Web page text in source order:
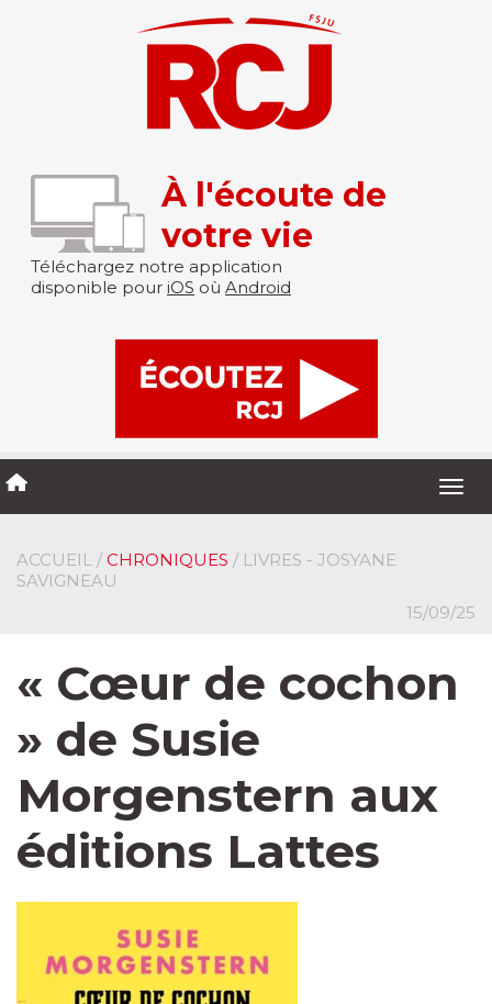
À l'écoute de
votre vie
Téléchargez notre application
disponible pour iOS où Android
ACCUEIL / CHRONIQUES / LIVRES - JOSYANE
SAVIGNEAU
15/09/25
« Cœur de cochon
» de Susie
Morgenstern aux
éditions Lattes